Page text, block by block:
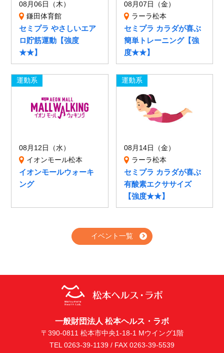
08月06日（木）
鎌田体育館
セミプラ やさしいエア
ロ貯筋運動【強度
★★】
08月07日（金）
ラーラ松本
セミプラ カラダが喜ぶ
簡単トレーニング【強
度★★】
運動系
08月12日（水）
イオンモール松本
イオンモールウォーキ
ング
運動系
08月14日（金）
ラーラ松本
セミプラ カラダが喜ぶ
有酸素エクササイズ
【強度★★】
イベント一覧
一般財団法人 松本ヘルス・ラボ
〒390-0811 松本市中央1-18-1 Mウイング1階
TEL 0263-39-1139 / FAX 0263-39-5539